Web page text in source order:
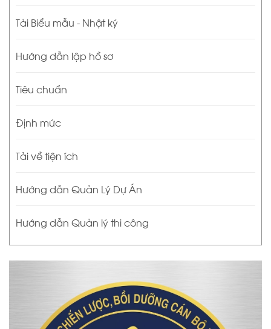
Tải Biểu mẫu - Nhật ký
Hướng dẫn lập hồ sơ
Tiêu chuẩn
Định mức
Tải về tiện ích
Hướng dẫn Quản Lý Dự Án
Hướng dẫn Quản lý thi công